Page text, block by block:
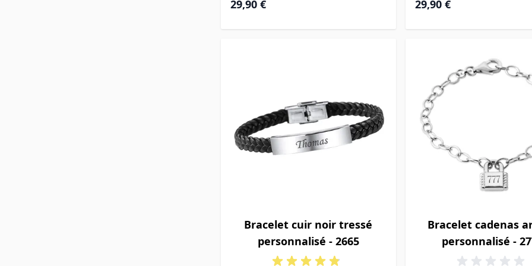
29,90 € 29,90 €
Bracelet cuir noir tressé
personnalisé - 2665
Bracelet cadenas
personnalisé -